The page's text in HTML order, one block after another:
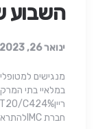
השבוע
ינואר 26, 2023
מנגישים
במלאיי בתי
חברת IMCלהתראה אוטומטית כשהזן יגיע לבתי המרקחת…